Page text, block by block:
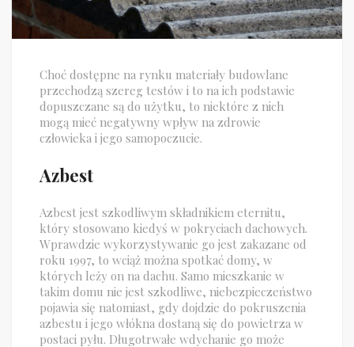
Choć dostępne na rynku materiały budowlane
przechodzą szereg testów i to na ich podstawie
dopuszczane są do użytku, to niektóre z nich
mogą mieć negatywny wpływ na zdrowie
człowieka i jego samopoczucie.
Azbest
Azbest jest szkodliwym składnikiem eternitu,
który stosowano kiedyś w pokryciach dachowych.
Wprawdzie wykorzystywanie go jest zakazane od
roku 1997, to wciąż można spotkać domy, w
których leży on na dachu. Samo mieszkanie w
takim domu nie jest szkodliwe, niebezpieczeństwo
pojawia się natomiast, gdy dojdzie do pokruszenia
azbestu i jego włókna dostaną się do powietrza w
postaci pyłu. Długotrwałe wdychanie go może